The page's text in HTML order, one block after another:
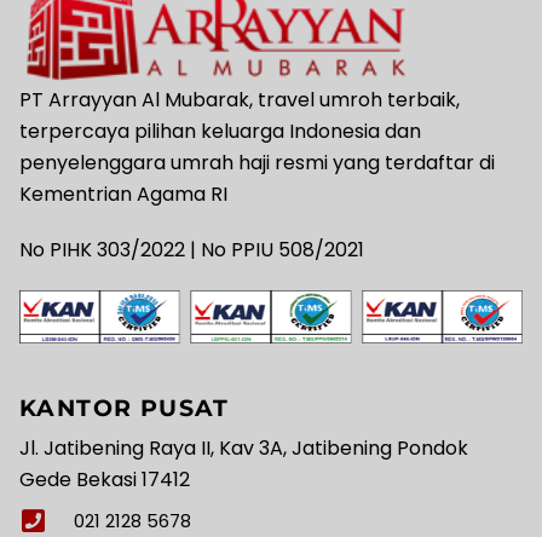
PT Arrayyan Al Mubarak, travel umroh terbaik,
terpercaya pilihan keluarga Indonesia dan
penyelenggara umrah haji resmi yang terdaftar di
Kementrian Agama RI
No PIHK 303/2022 | No PPIU 508/2021
KANTOR PUSAT
Jl. Jatibening Raya II, Kav 3A, Jatibening Pondok
Gede Bekasi 17412
021 2128 5678